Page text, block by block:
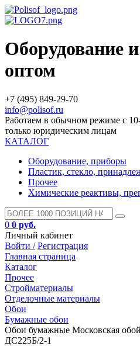
Оборудование
оптом
+7 (495) 849-29-70
info@polisof.ru
Работаем в обычном режиме с
только юридическим лицам
КАТАЛОГ
Оборудование, приборы
Пластик, стекло,
Прочее
Химические реактивы,
0 0 руб.
Личный кабинет
Войти / Регистрация
Главная страница
Каталог
Прочее
Стройматериалы
Отделочные материалы
Обои
Бумажные обои
Обои бумажные Московская
ДС225Б/2-1